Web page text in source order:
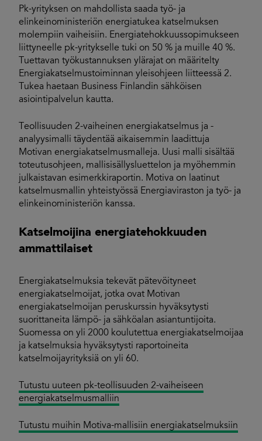
Pk-yrityksen on mahdollista saada työ- ja
elinkeinoministeriön energiatukea katselmuksen
molempiin vaiheisiin. Energiatehokkuussopimukseen
liittyneelle pk-yritykselle tuki on 50 % ja muille 40 %.
Tuettavan työkustannuksen ylärajat on määritelty
Energiakatselmustoiminnan yleisohjeen liitteessä 2.
Tukea haetaan Business Finlandin sähköisen
asiointipalvelun kautta.
Teollisuuden 2-vaiheinen energiakatselmus ja -
analyysimalli täydentää aikaisemmin laadittuja
Motivan energiakatselmusmalleja. Uusi malli sisältää
toteutusohjeen, mallisisällysluettelon ja myöhemmin
julkaistavan esimerkkiraportin. Motiva on laatinut
katselmusmallin yhteistyössä Energiaviraston ja työ- ja
elinkeinoministeriön kanssa.
Katselmoijina energiatehokkuuden
ammattilaiset
Energiakatselmuksia tekevät pätevöityneet
energiakatselmoijat, jotka ovat Motivan
energiakatselmoijan peruskurssin hyväksytysti
suorittaneita lämpö- ja sähköalan asiantuntijoita.
Suomessa on yli 2000 koulutettua energiakatselmoijaa
ja katselmuksia hyväksytysti raportoineita
katselmoijayrityksiä on yli 60.
Tutustu uuteen pk-teollisuuden 2-vaiheiseen
energiakatselmusmalliin
Tutustu muihin Motiva-mallisiin energiakatselmuksiin